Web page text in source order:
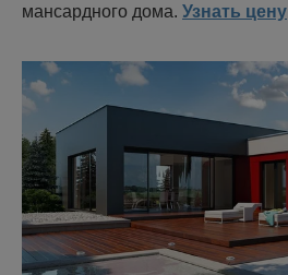
мансардного дома. Узнать цену